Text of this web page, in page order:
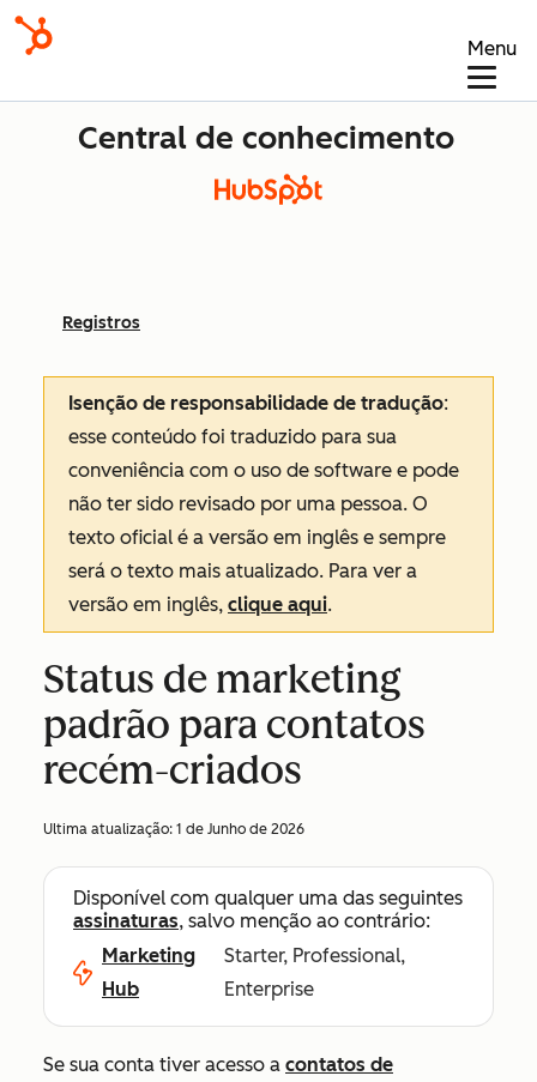
Menu
Central de conhecimento
Registros
Isenção de responsabilidade de tradução:
esse conteúdo foi traduzido para sua
conveniência com o uso de software e pode
não ter sido revisado por uma pessoa. O
texto oficial é a versão em inglês e sempre
será o texto mais atualizado. Para ver a
versão em inglês, clique aqui.
Status de marketing
padrão para contatos
recém-criados
Ultima atualização: 1 de Junho de 2026
Disponível com qualquer uma das seguintes
assinaturas, salvo menção ao contrário:
Marketing
Hub
Starter, Professional,
Enterprise
Se sua conta tiver acesso a contatos de